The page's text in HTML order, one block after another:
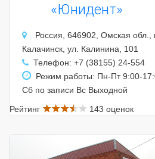
«Юнидент»
Россия, 646902, Омская обл.,
Калачинск, ул. Калинина, 101
Телефон: +7 (38155) 24-554
Режим работы: Пн-Пт 9:00-
Сб по записи Вс Выходной
Рейтинг
143 оценок